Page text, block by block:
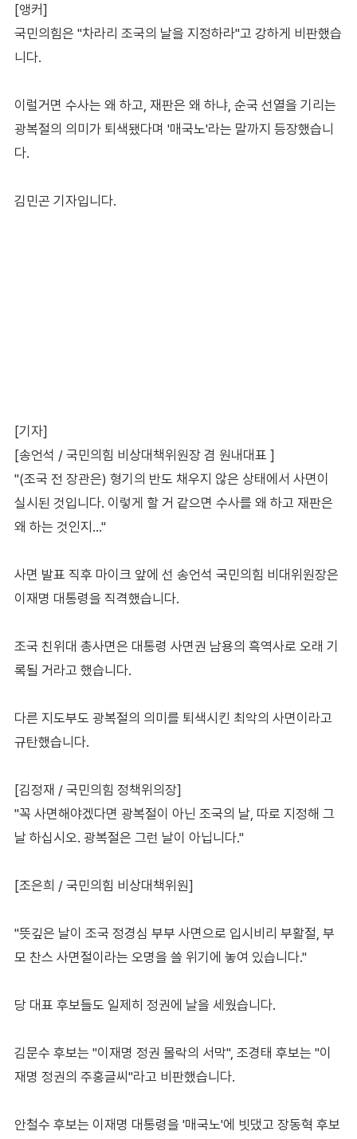
[앵커]
국민의힘은 "차라리 조국의 날을 지정하라"고 강하게 비판했습
니다.
이럴거면 수사는 왜 하고, 재판은 왜 하냐, 순국 선열을 기리는
광복절의 의미가 퇴색됐다며 '매국노'라는 말까지 등장했습니
다.
김민곤 기자입니다.
[기자]
[송언석 / 국민의힘 비상대책위원장 겸 원내대표 ]
"(조국 전 장관은) 형기의 반도 채우지 않은 상태에서 사면이
실시된 것입니다. 이렇게 할 거 같으면 수사를 왜 하고 재판은
왜 하는 것인지…"
사면 발표 직후 마이크 앞에 선 송언석 국민의힘 비대위원장은
이재명 대통령을 직격했습니다.
조국 친위대 총사면은 대통령 사면권 남용의 흑역사로 오래 기
록될 거라고 했습니다.
다른 지도부도 광복절의 의미를 퇴색시킨 최악의 사면이라고
규탄했습니다.
[김정재 / 국민의힘 정책위의장]
"꼭 사면해야겠다면 광복절이 아닌 조국의 날, 따로 지정해 그
날 하십시오. 광복절은 그런 날이 아닙니다."
[조은희 / 국민의힘 비상대책위원]
"뜻깊은 날이 조국 정경심 부부 사면으로 입시비리 부활절, 부
모 찬스 사면절이라는 오명을 쓸 위기에 놓여 있습니다."
당 대표 후보들도 일제히 정권에 날을 세웠습니다.
김문수 후보는 "이재명 정권 몰락의 서막", 조경태 후보는 "이
재명 정권의 주홍글씨"라고 비판했습니다.
안철수 후보는 이재명 대통령을 '매국노'에 빗댔고 장동혁 후보